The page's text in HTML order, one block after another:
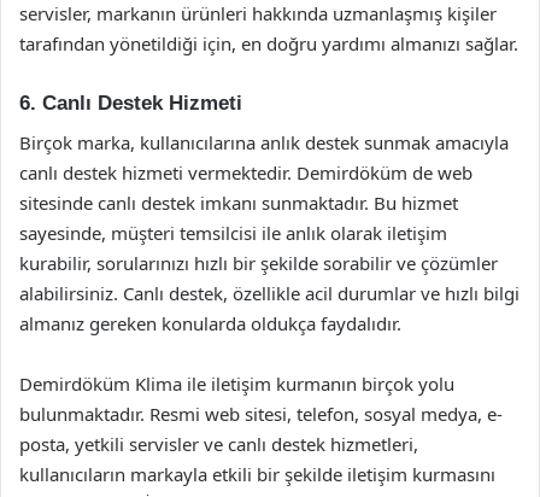
servisler, markanın ürünleri hakkında uzmanlaşmış kişiler
tarafından yönetildiği için, en doğru yardımı almanızı sağlar.
6. Canlı Destek Hizmeti
Birçok marka, kullanıcılarına anlık destek sunmak amacıyla
canlı destek hizmeti vermektedir. Demirdöküm de web
sitesinde canlı destek imkanı sunmaktadır. Bu hizmet
sayesinde, müşteri temsilcisi ile anlık olarak iletişim
kurabilir, sorularınızı hızlı bir şekilde sorabilir ve çözümler
alabilirsiniz. Canlı destek, özellikle acil durumlar ve hızlı bilgi
almanız gereken konularda oldukça faydalıdır.
Demirdöküm Klima ile iletişim kurmanın birçok yolu
bulunmaktadır. Resmi web sitesi, telefon, sosyal medya, e-
posta, yetkili servisler ve canlı destek hizmetleri,
kullanıcıların markayla etkili bir şekilde iletişim kurmasını